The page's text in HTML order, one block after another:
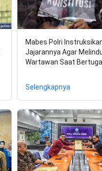
Mabes Polri
Jajarannya Agar
Wartawan Saat
Selengkapnya